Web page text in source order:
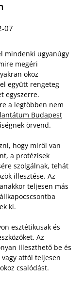
07
mindenki ugyanúgy
megéri
okoz
együtt rengeteg
egyszerre.
a legtöbben nem
Budapest
örvend.
hogy miről van
a protézisek
szolgálnak, tehát
illesztése. Az
teljesen más
ki.
esztétikusak és
Az
illeszthető be és
attól teljesen
csalódást.